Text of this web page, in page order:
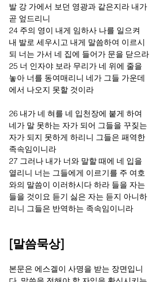
발 강 가에서 보던 영광과 같은지라 내가
곧 엎드리니
24 주의 영이 내게 임하사 나를 일으켜
내 발로 세우시고 내게 말씀하여 이르시
되 너는 가서 네 집에 들어가 문을 닫으라
25 너 인자야 보라 무리가 네 위에 줄을
놓아 너를 동여매리니 네가 그들 가운데
에서 나오지 못할 것이라
26 내가 네 혀를 네 입천장에 붙게 하여
네가 말 못하는 자가 되어 그들을 꾸짖는
자가 되지 못하게 하리니 그들은 패역한
족속임이니라
27 그러나 내가 너와 말할 때에 네 입을
열리니 너는 그들에게 이르기를 주 여호
와의 말씀이 이러하시다 하라 들을 자는
들을 것이요 듣기 싫은 자는 듣지 아니하
리니 그들은 반역하는 족속임이니라
[말씀묵상]
본문은 에스겔이 사명을 받는 장면입니